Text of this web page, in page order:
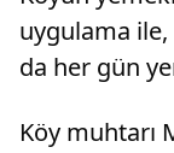
uygulama ile,
da her gün
Köy muhtarı